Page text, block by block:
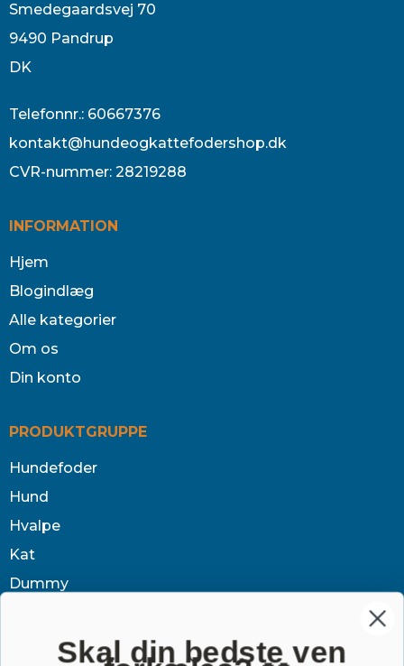
Smedegaardsvej 70
9490 Pandrup
DK
Telefonnr.: 60667376
kontakt@hundeogkattefodershop.dk
CVR-nummer: 28219288
INFORMATION
Hjem
Blogindlæg
Alle kategorier
Om os
Din konto
PRODUKTGRUPPE
Hundefoder
Hund
Hvalpe
Kat
Dummy
Tøj & jagtSkal din bedste ven